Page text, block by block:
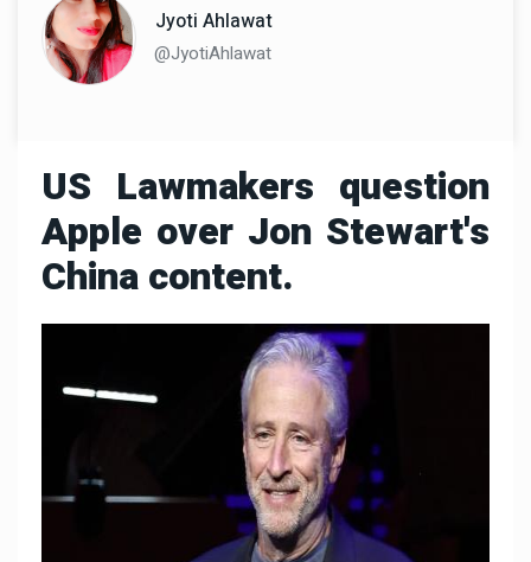
Jyoti Ahlawat
@JyotiAhlawat
US Lawmakers question
Apple over Jon Stewart's
China content.